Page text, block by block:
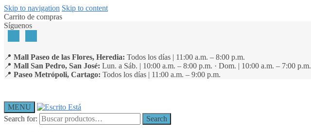
Skip to navigation Skip to content
Carrito de compras
Síguenos
📍 Mall Paseo de las Flores, Heredia: Todos los días | 11:00 a.m. – 8:00 p.m.
📍 Mall San Pedro, San José: Lun. a Sáb. | 10:00 a.m. – 8:00 p.m. · Dom. | 10:00 a.m. – 7:00 p.m.
📍 Paseo Metrópoli, Cartago: Todos los días | 11:00 a.m. – 9:00 p.m.
MENU
Search for:
Search